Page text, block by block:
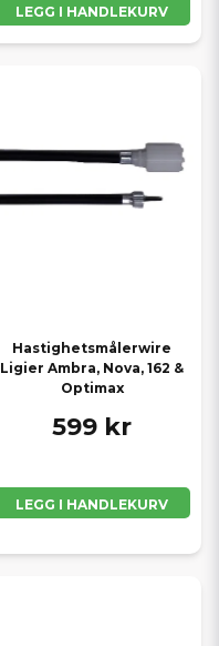
LEGG I HANDLEKURV
Hastighetsmålerwire
Ligier Ambra, Nova, 162 &
Optimax
599 kr
LEGG I HANDLEKURV